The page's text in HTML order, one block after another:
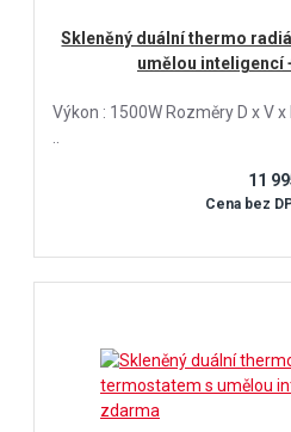
Skleněný duální thermo
umělou inteligencí
Výkon : 1500W Rozměry D x V
11
Cena bez